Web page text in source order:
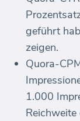
geführt
zeigen.
Quora-
1.000
Reichweite